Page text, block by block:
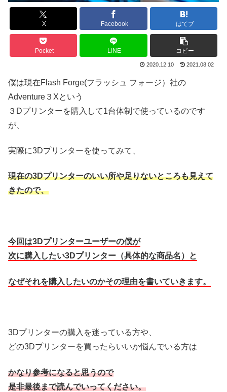
X Facebook はてブ
Pocket LINE コピー
2020.12.10 2021.08.02
僕は現在Flash Forge(フラッシュ フォージ）社の
Adventure３Xという
３Dプリンターを購入して1台体制で使っているのです
が、
実際に3Dプリンターを使ってみて、
現在の3Dプリンターのいい所や足りないところも見えて
きたので、
今回は3Dプリンターユーザーの僕が
次に購入したい3Dプリンター（具体的な商品名）と
なぜそれを購入したいのかその理由を書いていきます。
3Dプリンターの購入を迷っている方や、
どの3Dプリンターを買ったらいいか悩んでいる方は
かなり参考になると思うので
是非最後まで読んでいってください。